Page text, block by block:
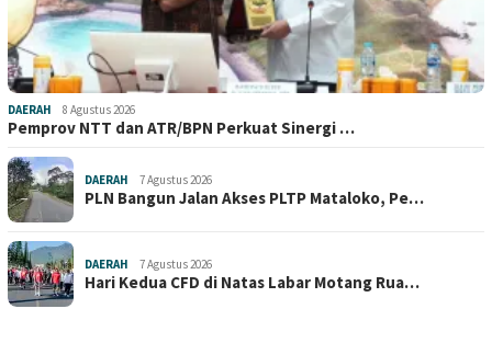
DAERAH 8 Agustus 2026
Pemprov NTT dan ATR/BPN Perkuat Sinergi …
DAERAH 7 Agustus 2026
PLN Bangun Jalan Akses PLTP Mataloko, Pe…
DAERAH 7 Agustus 2026
Hari Kedua CFD di Natas Labar Motang Rua…